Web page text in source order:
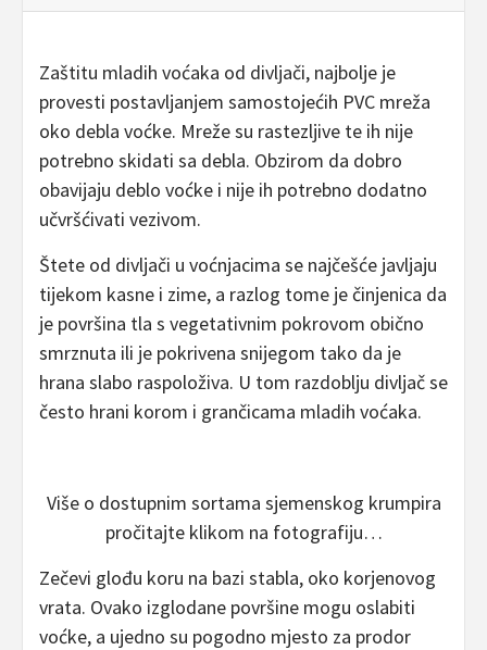
Zaštitu mladih voćaka od divljači, najbolje je
provesti postavljanjem samostojećih PVC mreža
oko debla voćke. Mreže su rastezljive te ih nije
potrebno skidati sa debla. Obzirom da dobro
obavijaju deblo voćke i nije ih potrebno dodatno
učvršćivati vezivom.
Štete od divljači u voćnjacima se najčešće javljaju
tijekom kasne i zime, a razlog tome je činjenica da
je površina tla s vegetativnim pokrovom obično
smrznuta ili je pokrivena snijegom tako da je
hrana slabo raspoloživa. U tom razdoblju divljač se
često hrani korom i grančicama mladih voćaka.
Više o dostupnim sortama sjemenskog krumpira
pročitajte klikom na fotografiju…
Zečevi glođu koru na bazi stabla, oko korjenovog
vrata. Ovako izglodane površine mogu oslabiti
voćke, a ujedno su pogodno mjesto za prodor